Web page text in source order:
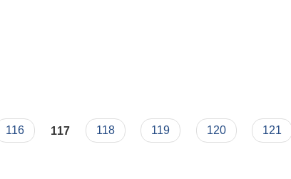
116 117 118 119 120 121